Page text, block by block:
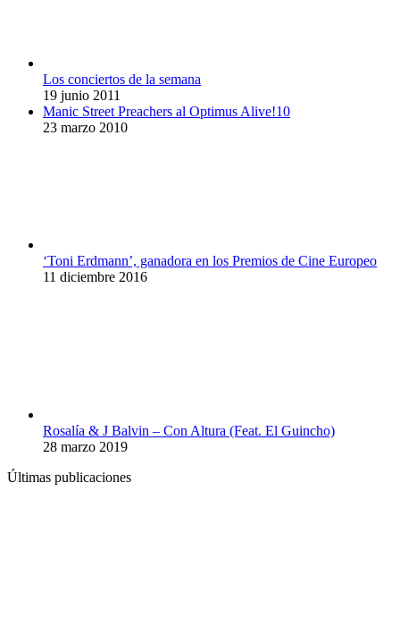
Los conciertos de la semana
19 junio 2011
Manic Street Preachers al Optimus Alive!10
23 marzo 2010
‘Toni Erdmann’, ganadora en los Premios de Cine Europeo
11 diciembre 2016
Rosalía & J Balvin – Con Altura (Feat. El Guincho)
28 marzo 2019
Últimas publicaciones